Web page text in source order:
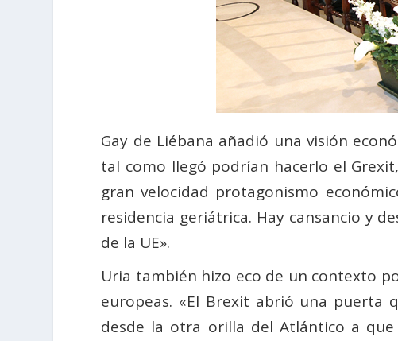
Gay de Liébana añadió una visión
tal como llegó podrían hacerlo el
gran velocidad protagonismo
residencia geriátrica. Hay cansancio y
de la UE».
Uria también hizo eco de un contexto
europeas. «El Brexit abrió una puerta
desde la otra orilla del Atlántico a que